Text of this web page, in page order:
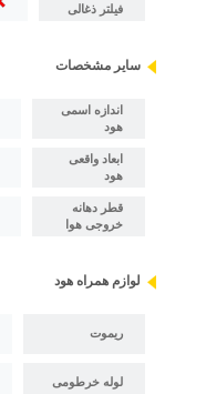
فیلتر ذغالی
سایر مشخصات
اندازه اسمی
هود
ابعاد واقعی
هود
قطر دهانه
خروجی هوا
لوازم همراه هود
ریموت
لوله خرطومی